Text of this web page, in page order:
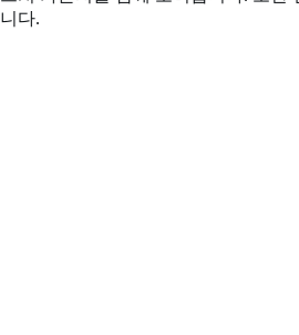
니다.